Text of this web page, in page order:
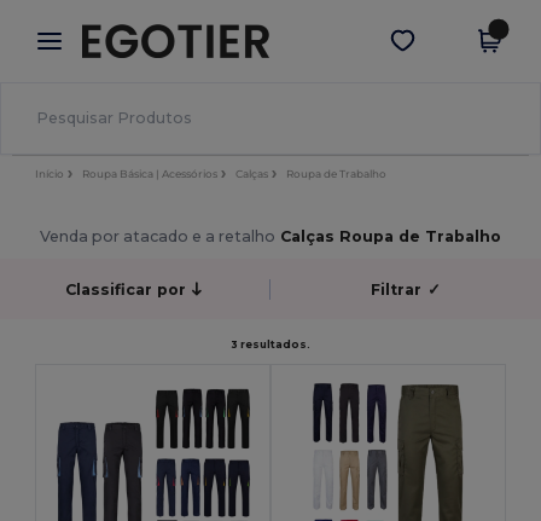
× App Egotier
Melhores preços na app!
Obter app
Início Roupa Básica | Acessórios Calças Roupa de Trabalho
Venda por atacado e a retalho Calças Roupa de Trabalho
Classificar por Filtrar ✓
3 resultados.